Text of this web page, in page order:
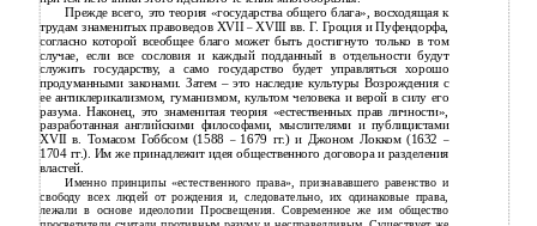
Прежде всего, это теория «государства общего блага», восходящая к
трудам знаменитых правоведов XVII– XVIII вв. Г. Гроция и Пуфендорфа,
согласно которой всеобщее благо может быть достигнуто только в том
случае, если все сословия и каждый подданный в отдельности будут
служить государству, а само государство будет управляться хорошо
продуманными законами. Затем – это наследие культуры Возрождения с
ее антиклерикализмом, гуманизмом, культом человека и верой в силу его
разума. Наконец, это знаменитая теория «естественных прав личности»,
разработанная английскими философами, мыслителями и публицистами
XVII в. Томасом Гоббсом (1588 – 1679 гг.) и Джоном Локком (1632 –
1704 гг.). Им же принадлежит идея общественного договора и разделения
властей.
Именно принципы «естественного права», признававшего равенство и
свободу всех людей от рождения и, следовательно, их одинаковые права,
лежали в основе идеологии Просвещения. Современное же им общество